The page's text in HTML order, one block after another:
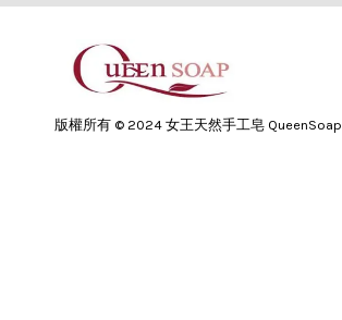
版權所有 © 2024 女王天然手工皂 QueenSoap